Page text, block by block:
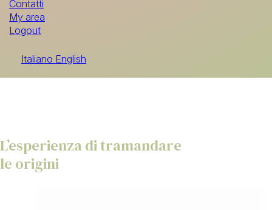
Contatti
My area
Logout
Italiano English
L’esperienza di tramandare
le origini